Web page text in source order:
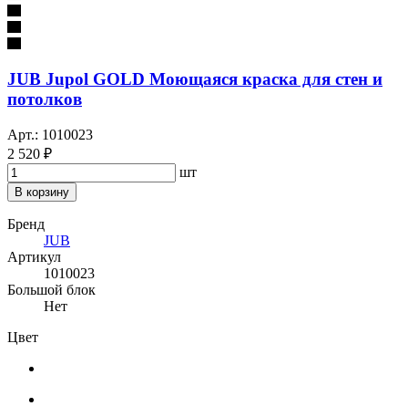
JUB Jupol GOLD Моющаяся краска для стен и
потолков
Арт.: 1010023
2 520 ₽
шт
В корзину
Бренд
JUB
Артикул
1010023
Большой блок
Нет
Цвет